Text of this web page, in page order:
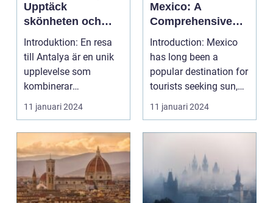
Upptäck
skönheten och
kulturen i
Medelhavets pärla
Introduktion: En resa
till Antalya är en unik
upplevelse som
kombinerar
fantastiska stränder,
histor...
11 januari 2024
Mexico: A
Comprehensive
Guide to Ultimate
Vacation
Experiences
Introduction: Mexico
has long been a
popular destination for
tourists seeking sun,
sand, and relaxa...
11 januari 2024